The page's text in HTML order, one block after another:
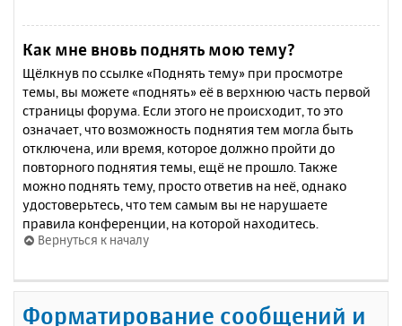
Как мне вновь поднять мою тему?
Щёлкнув по ссылке «Поднять тему» при просмотре
темы, вы можете «поднять» её в верхнюю часть первой
страницы форума. Если этого не происходит, то это
означает, что возможность поднятия тем могла быть
отключена, или время, которое должно пройти до
повторного поднятия темы, ещё не прошло. Также
можно поднять тему, просто ответив на неё, однако
удостоверьтесь, что тем самым вы не нарушаете
правила конференции, на которой находитесь.
Вернуться к началу
Форматирование сообщений и